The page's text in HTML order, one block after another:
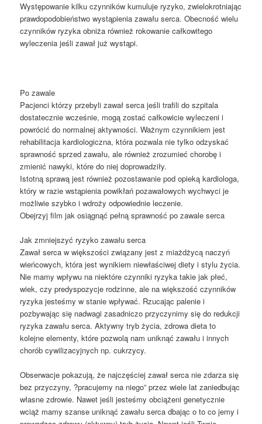
Występowanie kilku czynników kumuluje ryzyko, zwielokrotniając
prawdopodobieństwo wystąpienia zawału serca. Obecność wielu
czynników ryzyka obniża również rokowanie całkowitego
wyleczenia jeśli zawał już wystąpi.
Po zawale
Pacjenci którzy przebyli zawał serca jeśli trafili do szpitala
dostatecznie wcześnie, mogą zostać całkowicie wyleczeni i
powrócić do normalnej aktywności. Ważnym czynnikiem jest
rehabilitacja kardiologiczna, która pozwala nie tylko odzyskać
sprawność sprzed zawału, ale również zrozumieć chorobę i
zmienić nawyki, które do niej doprowadziły.
Istotną sprawą jest również pozostawanie pod opieką kardiologa,
który w razie wstąpienia powikłań pozawałowych wychwyci je
możliwie szybko i wdroży odpowiednie leczenie.
Obejrzyj film jak osiągnąć pełną sprawność po zawale serca
Jak zmniejszyć ryzyko zawału serca
Zawał serca w większości związany jest z miażdżycą naczyń
wieńcowych, która jest wynikiem niewłaściwej diety i stylu życia.
Nie mamy wpływu na niektóre czynniki ryzyka takie jak płeć,
wiek, czy predyspozycje rodzinne, ale na większość czynników
ryzyka jesteśmy w stanie wpływać. Rzucając palenie i
pozbywając się nadwagi zasadniczo przyczynimy się do redukcji
ryzyka zawału serca. Aktywny tryb życia, zdrowa dieta to
kolejne elementy, które pozwolą nam uniknąć zawału i innych
chorób cywilizacyjnych np. cukrzycy.
Obserwacje pokazują, że najczęściej zawał serca nie zdarza się
bez przyczyny, ?pracujemy na niego” przez wiele lat zaniedbując
własne zdrowie. Nawet jeśli jesteśmy obciążeni genetycznie
wciąż mamy szanse uniknąć zawału serca dbając o to co jemy i